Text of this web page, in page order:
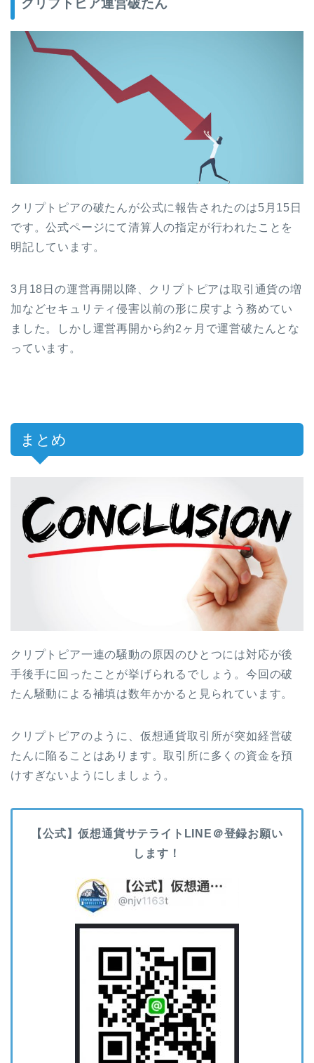
クリプトピア運営破たん
クリプトピアの破たんが公式に報告されたのは5 月 15 日
です。公式ページにて清算人の指定が行われたことを
明記しています。
3 月 18 日の運営再開以降、クリプトピアは取引通貨の増
加などセキュリティ侵害以前の形に戻すよう務めてい
ました。しかし運営再開から約2 ヶ月で運営破たんとな
っています。
まとめ
クリプトピア一連の騒動の原因のひとつには対応が後
手後手に回ったことが挙げられるでしょう。今回の破
たん騒動による補填は数年かかると見られています。
クリプトピアのように、仮想通貨取引所が突如経営破
たんに陥ることはあります。取引所に多くの資金を預
けすぎないようにしましょう。
【公式】仮想通貨サテライトLINE＠登録お願い
します！